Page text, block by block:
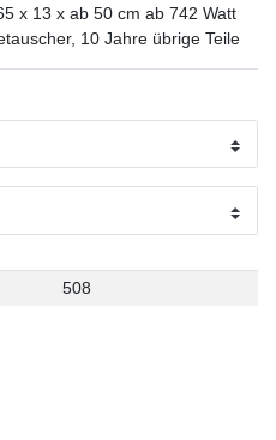
x 13 x ab 50 cm ab 742 Watt
10 Jahre übrige Teile
508